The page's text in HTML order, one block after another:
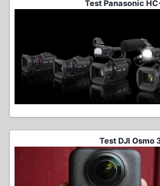
Test Panasonic
Test DJI Osmo